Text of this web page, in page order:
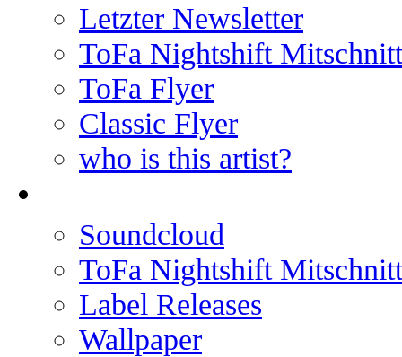
Letzter Newsletter
ToFa Nightshift
ToFa Flyer
Classic Flyer
who is this artist?
Soundcloud
ToFa Nightshift
Label Releases
Wallpaper